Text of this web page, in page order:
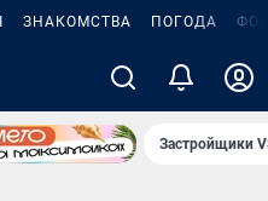
ЗНАКОМСТВА ПОГОДА
Застройщики